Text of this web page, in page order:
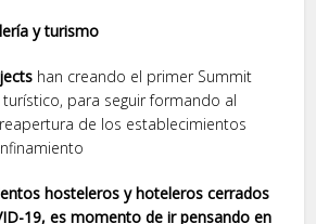
y turismo
han creando el primer Summit
para seguir formando al
de los establecimientos
hosteleros y hoteleros cerrados
19, es momento de ir pensando en